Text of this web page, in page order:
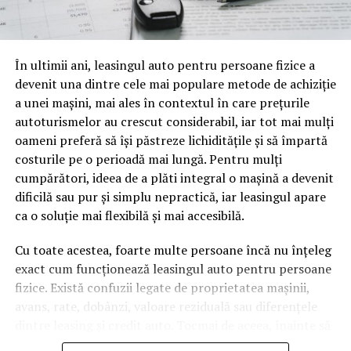
o mină de informație, plină de întrebări pe care și le pun
oamenii cu adevărat. Dacă transcrierea ajunge pe o
cuvinte tematice, scrise exact în limbajul în care se
caută.
Apoi vine partea de comportament. O pagină pe care
vizitatorii stau zece, cincisprezece minute ca să
urmărească replay-ul trimite un semnal greu de ignorat.
Google nu îți măsoară direct satisfacția, însă timpul
petrecut, scrollul și revenirile spun ceva despre cât de
util e materialul.
Și mai e ceva ce se uită ușor. Un webinar reușit atrage
linkuri aproape de la sine. Cineva îl menționează într-un
newsletter, altcineva îl citează într-un articol, un
partener îl trimite în comunitatea lui. Fiecare astfel de
tău, iar autoritatea e moneda forte în SEO.
În ultimii ani, leasingul auto pentru persoane fizice a
devenit una dintre cele mai populare metode de achiziție
a unei mașini, mai ales în contextul în care prețurile
autoturismelor au crescut considerabil, iar tot mai mulți
oameni preferă să își păstreze lichiditățile și să împartă
costurile pe o perioadă mai lungă. Pentru mulți
cumpărători, ideea de a plăti integral o mașină a devenit
dificilă sau pur și simplu nepractică, iar leasingul apare
ca o soluție mai flexibilă și mai accesibilă.
Cu toate acestea, foarte multe persoane încă nu înțeleg
exact cum funcționează leasingul auto pentru persoane
fizice. Există confuzii legate de proprietatea mașinii,
avans, rate, dobânzi, valoare reziduală sau diferențele
semnezi orice contract, este important să înțelegi clar